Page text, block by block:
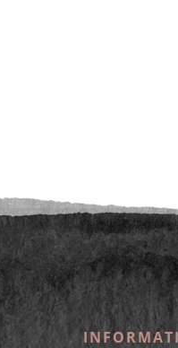
Versandkosten und ggf.
aus der digitalenwollwinderei